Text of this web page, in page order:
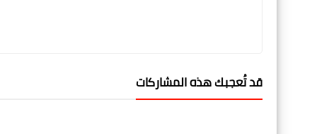
قد تُعجبك هذه المشاركات